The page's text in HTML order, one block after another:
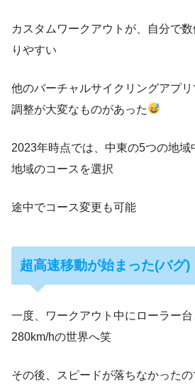
カスタムワークアウトが、自分で
りやすい
他のバーチャルサイクリングアプ
調整が大変なものがあった
2023年時点では、中東の5つの地
地域のコースを選択
途中でコース変更も可能
超高速移動が始まった(バグ)
一度、ワークアウト中にローラー
280km/hの世界へ笑
その後、スピードが落ちなかった